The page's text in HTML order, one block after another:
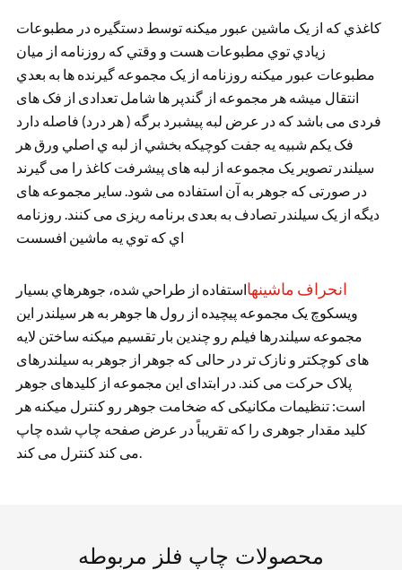
کاغذي که از يک ماشين عبور ميکنه توسط دستگيره در مطبوعات
زيادي توي مطبوعات هست و وقتي که روزنامه از ميان
مطبوعات عبور ميکنه روزنامه از يک مجموعه گيرنده ها به بعدي
انتقال ميشه هر مجموعه از گندپر ها شامل تعدادی از فک های
فردی می باشد که در عرض لبه پیشبرد برگه ( هر درد) فاصله دارد
فک يکم شبيه يه جفت کوچيکه بخشي از لبه ي اصلي ورق هر
سیلندر تصویر یک مجموعه از لبه های پیشرفت کاغذ را می گیرند
در صورتی که جوهر به آن استفاده می شود. سایر مجموعه های
دیگه از یک سیلندر تصادف به بعدی برنامه ریزی می کنند. روزنامه
اي که توي يه ماشين افسست
انحراف ماشینهااستفاده از طراحي شده، جوهرهاي بسيار
ويسکوچ یک مجموعه پیچیده از رول ها جوهر به هر سیلندر این
مجموعه سیلندرها فیلم رو چندین بار تقسیم میکنه ساختن لایه
های کوچکتر و نازک تر در حالی که جوهر از جوهر به سیلندرهای
پلاک حرکت می کند. در ابتدای این مجموعه از کلیدهای جوهر
است: تنظیمات مکانیکی که ضخامت جوهر رو کنترل میکنه هر
کلید مقدار جوهری را که تقریباً در عرض صفحه چاپ شده چاپ
می کند کنترل می کند.
محصولات چاپ فلز مربوطه